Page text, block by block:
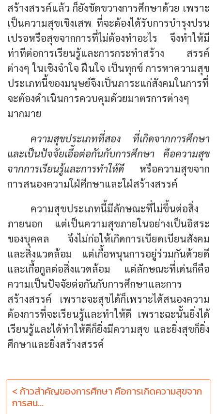
สร้างสรรค์แล้ว ก็ยังขัดขวางการศึกษาด้วย เพราะ
เป็นความสุขเชิงเสพ ที่จะต้องได้รับการบำรุงปรน
เปรอหรือสุขจากการที่ไม่ต้องทำอะไร จึงทำให้มี
ท่าทีต่อการเรียนรู้และการกระทำสร้าง สรรค์
ต่างๆ ในเชิงจำใจ ฝืนใจ เป็นทุกข์ การหาความสุข
ประเภทนี้ของมนุษย์จึงเป็นภาระแก่สังคมในการที่
จะต้องดำเนินการควบคุมด้วยมาตรการต่างๆ
มากมาย
ความสุขประเภทที่สอง ที่เกิดจากการศึกษา
และเป็นปัจจัยเอื้อต่อกันกับการศึกษา คือความสุข
จากการเรียนรู้และการทำให้ดีหรือความสุขจาก
การสนองความใฝ่ศึกษาและใฝ่สร้างสรรค์
ความสุขประเภทนี้มีลักษณะที่ไม่ขึ้นต่อสิ่ง
ภายนอก แต่เป็นความสุขภายในอย่างเป็นอิสระ
ของบุคคล จึงไม่ก่อให้เกิดการเบียดเบียนสังคม
และสิ่งแวดล้อม แต่เกื้อหนุนการอยู่ร่วมกันด้วยดี
และเกื้อกูลต่อสิ่งแวดล้อม แต่ลักษณะที่เด่นก็คือ
ความเป็นปัจจัยต่อกันกับการศึกษาและการ
สร้างสรรค์ เพราะจะสุขได้ก็เพราะได้สนองความ
ต้องการที่จะเรียนรู้และทำให้ดี เพราะฉะนั้นยิ่งได้
เรียนรู้และได้ทำให้ดีก็ยิ่งมีความสุข และยิ่งสุขก็ยิ่ง
ศึกษาและยิ่งสร้างสรรค์
< ก้าวสำคัญของการศึกษา คือการเกิดความสุขจาก
การสน...